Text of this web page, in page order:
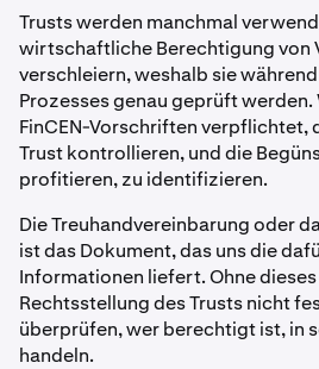
Trusts werden manchmal
wirtschaftliche Berechtigung von
verschleiern, weshalb sie
Prozesses genau geprüft
FinCEN-Vorschriften verpflichtet,
Trust kontrollieren, und die
profitieren, zu identifizieren.
Die Treuhandvereinbarung oder
ist das Dokument, das uns die
Informationen liefert. Ohne
Rechtsstellung des Trusts nicht
überprüfen, wer berechtigt ist, in
handeln.